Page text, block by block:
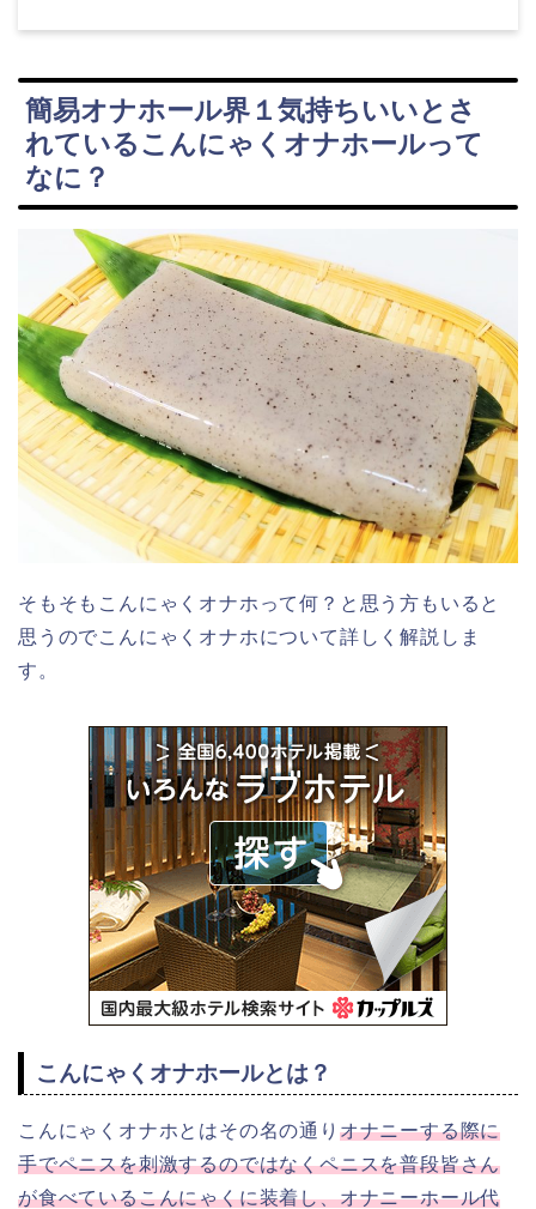
簡易オナホール界１気持ちいいとさ
れているこんにゃくオナホールって
なに？
そもそもこんにゃくオナホって何？と思う方もいると
思うのでこんにゃくオナホについて詳しく解説しま
す。
こんにゃくオナホールとは？
こんにゃくオナホとはその名の通り オナニーする際に
手でペニスを刺激するのではなくペニスを普段皆さん
が食べているこんにゃくに装着し、オナニーホール代